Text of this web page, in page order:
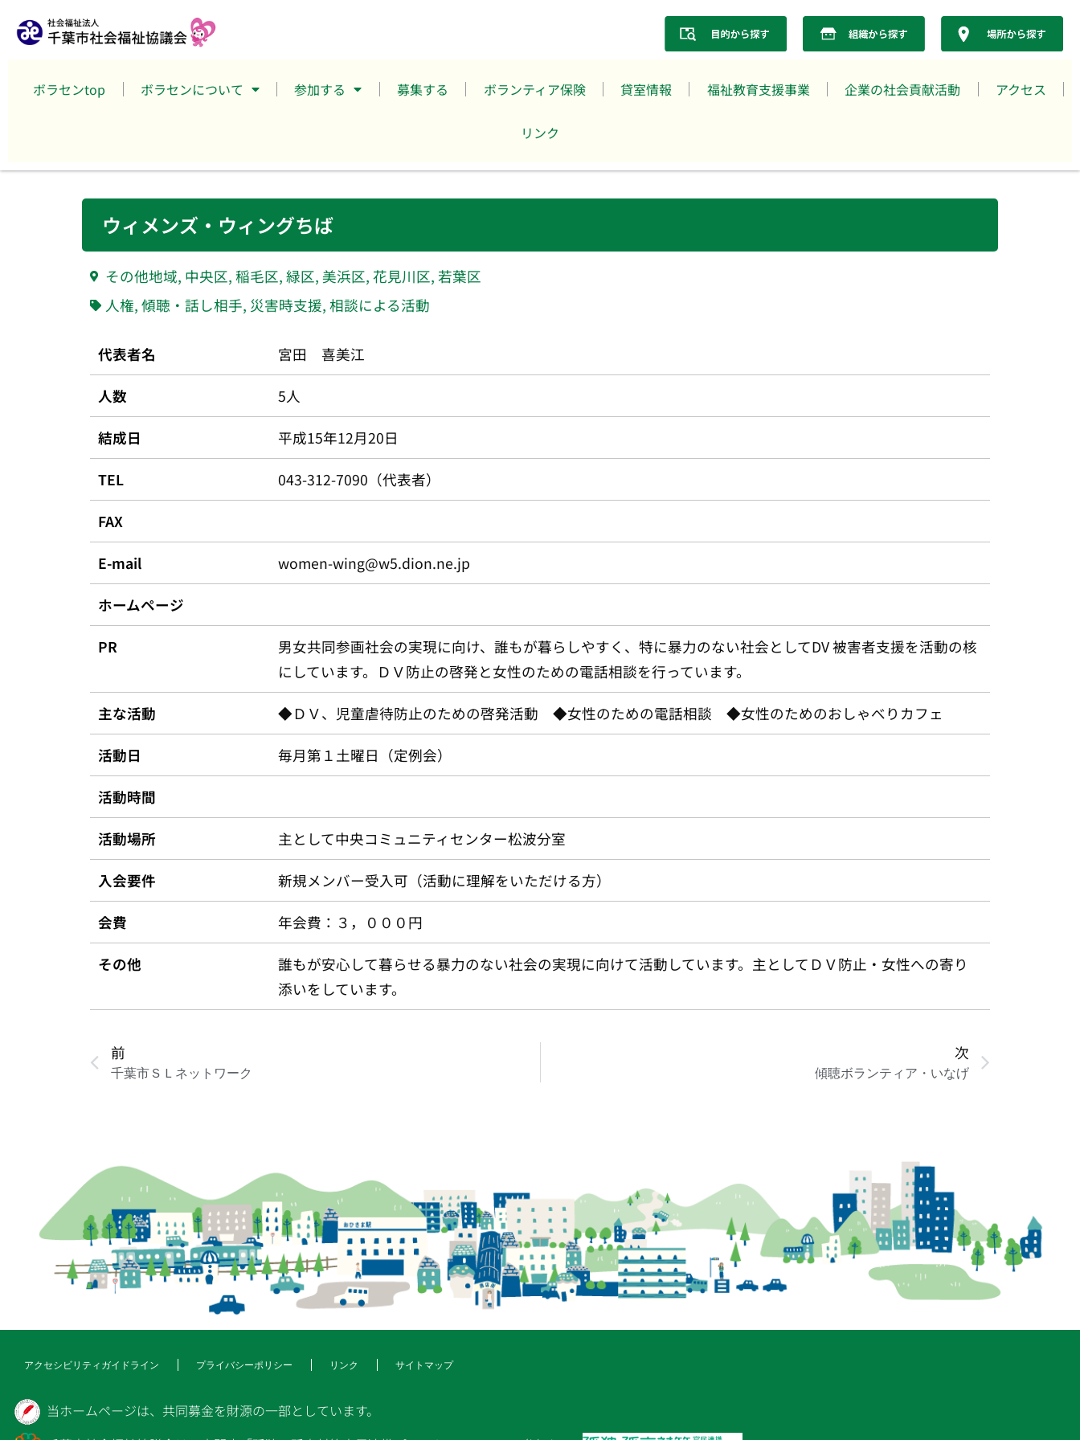
ボラセンtop ボラセンについて 参加する 募集する ボランティア保険 貸室情報 福祉教育支援事業 企業の社会貢献活動 アクセス
リンク
ウィメンズ・ウィングちば
その他地域, 中央区, 稲毛区, 緑区, 美浜区, 花見川区, 若葉区
人権, 傾聴・話し相手, 災害時支援, 相談による活動
代表者名 宮田 喜美江
人数 5人
結成日 平成15年12月20日
TEL 043-312-7090（代表者）
FAX
E-mail women-wing@w5.dion.ne.jp
ホームページ
PR
男女共同参画社会の実現に向け、誰もが暮らしやすく、特に暴力のない社会としてDV 被害者支援を活動の核
にしています。ＤＶ防止の啓発と女性のための電話相談を行っています。
主な活動 ◆ＤＶ、児童虐待防止のための啓発活動 ◆女性のための電話相談 ◆女性のためのおしゃべりカフェ
活動日 毎月第１土曜日（定例会）
活動時間
活動場所 主として中央コミュニティセンター松波分室
入会要件 新規メンバー受入可（活動に理解をいただける方）
会費 年会費：３，０００円
その他
誰もが安心して暮らせる暴力のない社会の実現に向けて活動しています。主としてＤＶ防止・女性への寄り
添いをしています。
前
千葉市ＳＬネットワーク
次
傾聴ボランティア・いなげ
アクセシビリティガイドライン プライバシーポリシー リンク サイトマップ
当ホームページは、共同募金を財源の一部としています。